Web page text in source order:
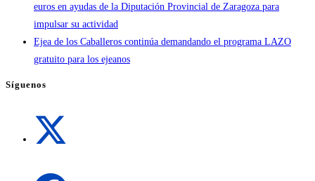
euros en ayudas de la Diputación Provincial de Zaragoza para
impulsar su actividad
Ejea de los Caballeros continúa demandando el programa LAZO
gratuito para los ejeanos
Síguenos